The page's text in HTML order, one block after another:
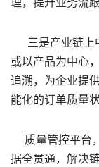
理，提升业务流
三是产业链上
或以产品为中心
追溯，为企业提
能化的订单质量
质量管控平台
据全贯通，解决